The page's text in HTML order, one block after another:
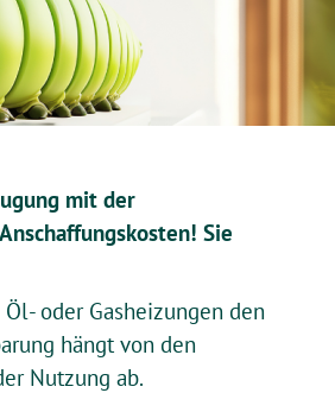
mit der
Sie
oder Gasheizungen den
hängt von den
Nutzung ab.